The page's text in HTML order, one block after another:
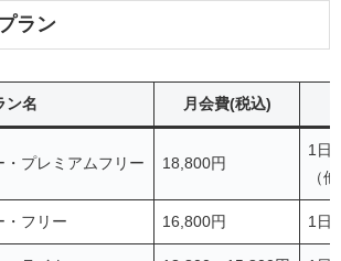
ラン
ン名 月会費(税込)
プレミアムフリー 18,800円
1日
（
・フリー 16,800円 1日